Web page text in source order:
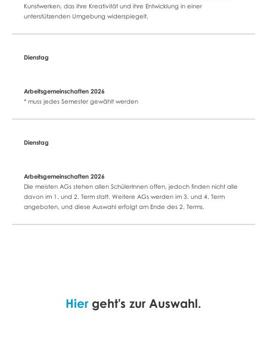
Kunstwerken, das ihre Kreativität und ihre Entwicklung in einer
unterstützenden Umgebung widerspiegelt.
* muss jedes Semester gewählt werden
Die meisten AGs stehen allen SchülerInnen offen, jedoch finden nicht alle
davon im 1. und 2. Term statt. Weitere AGs werden im 3. und 4. Term
angeboten, und diese Auswahl erfolgt am Ende des 2. Terms.
Hier geht's zur Auswahl.